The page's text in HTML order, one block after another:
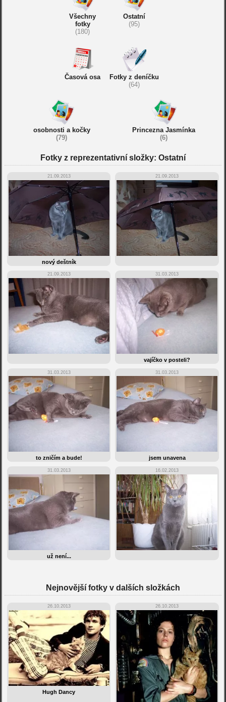
Všechny
fotky
(180)
Ostatní
(95)
Časová osa
Fotky z deníčku
(64)
osobnosti a kočky
(79)
Princezna Jasmínka
(6)
Fotky z reprezentativní složky: Ostatní
21.09.2013
nový deštník
21.09.2013
21.09.2013 31.03.2013
vajíčko v posteli?
31.03.2013
to zničím a bude!
31.03.2013
jsem unavena
31.03.2013
už není...
16.02.2013
Nejnovější fotky v dalších složkách
26.10.2013
Hugh Dancy
26.10.2013